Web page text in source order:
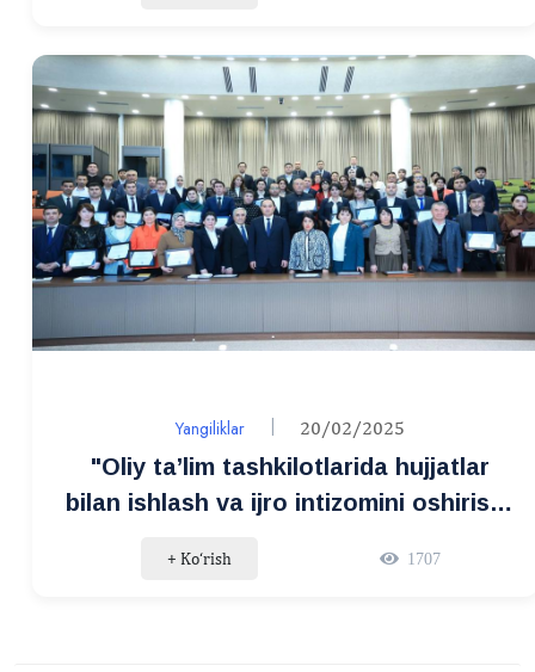
Yangiliklar 20/02/2025
"Oliy ta’lim tashkilotlarida hujjatlar
bilan ishlash va ijro intizomini oshirish"
+ Ko‘rish 1707